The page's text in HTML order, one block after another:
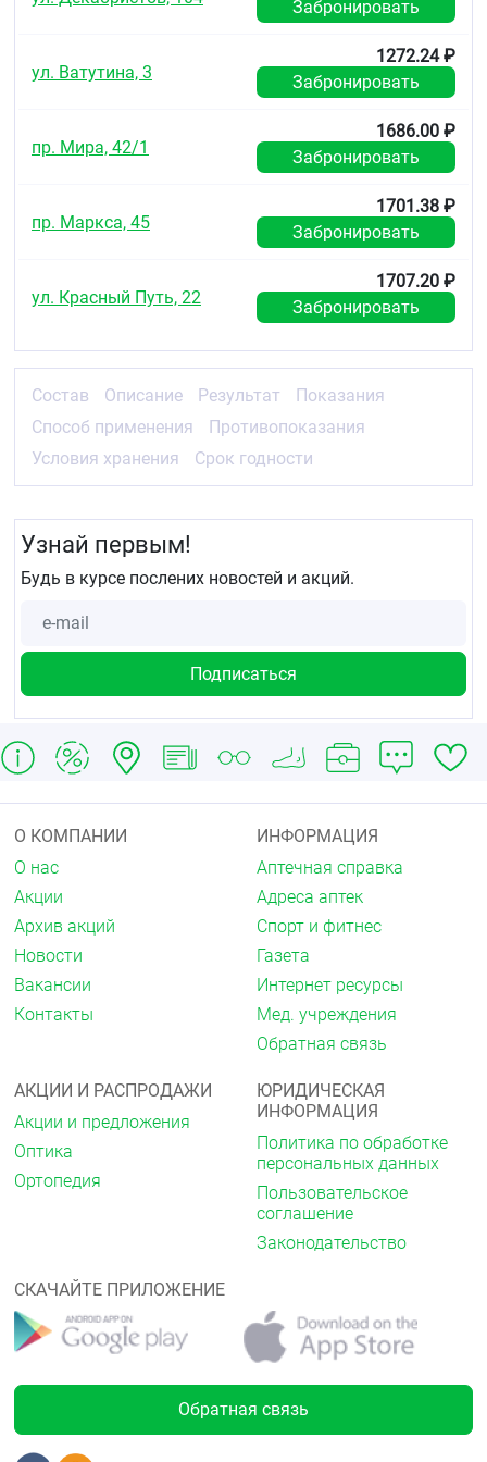
Забронировать
ул. Ватутина, 3
1272.24 ₽
Забронировать
пр. Мира, 42/1
1686.00 ₽
Забронировать
пр. Маркса, 45
1701.38 ₽
Забронировать
ул. Красный Путь, 22
1707.20 ₽
Забронировать
Состав Описание Результат
Показания
Способ применения
Противопоказания
Условия хранения
Срок годности
Узнай первым!
Будь в курсе послених новостей и акций.
О КОМПАНИИ
О нас
Акции
Архив акций
Новости
Вакансии
Контакты
ИНФОРМАЦИЯ
Аптечная справка
Адреса аптек
Спорт и фитнес
Газета
Интернет ресурсы
Мед. учреждения
Обратная связь
АКЦИИ И РАСПРОДАЖИ
Акции и предложения
Оптика
Ортопедия
ЮРИДИЧЕСКАЯ
ИНФОРМАЦИЯ
Политика по обработке
персональных данных
Пользовательское
соглашение
Законодательство
СКАЧАЙТЕ ПРИЛОЖЕНИЕ
Обратная связь